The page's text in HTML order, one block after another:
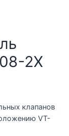
2X
клапанов
VT-